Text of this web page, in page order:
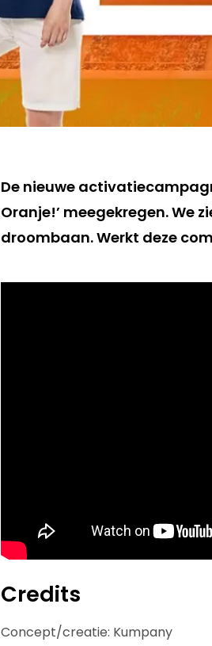
De nieuwe
Oranje!’ meegekregen. We
droombaan. Werkt deze
Credits
Concept/creatie: Kumpany